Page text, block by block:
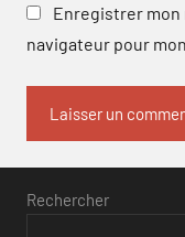
Enregistrer mon
navigateur pour
Rechercher